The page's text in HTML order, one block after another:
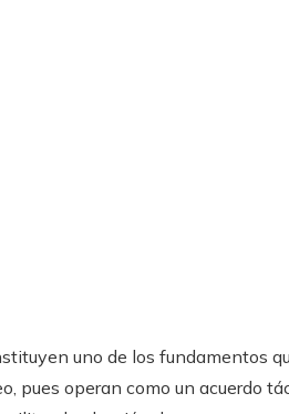
uno de los fundamentos
pues operan como un acuerdo